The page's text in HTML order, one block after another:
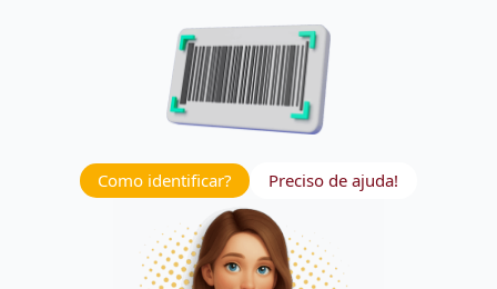
Como identificar? Preciso de ajuda!